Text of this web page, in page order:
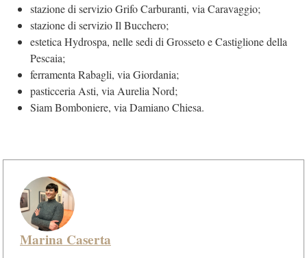
stazione di servizio Grifo Carburanti, via Caravaggio;
stazione di servizio Il Bucchero;
estetica Hydrospa, nelle sedi di Grosseto e Castiglione della
Pescaia;
ferramenta Rabagli, via Giordania;
pasticceria Asti, via Aurelia Nord;
Siam Bomboniere, via Damiano Chiesa.
Marina Caserta